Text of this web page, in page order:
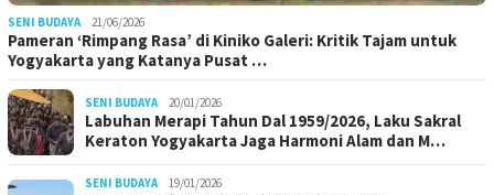
SENI BUDAYA 21/06/2026
Pameran ‘Rimpang Rasa’ di Kiniko Galeri: Kritik Tajam untuk
Yogyakarta yang Katanya Pusat …
SENI BUDAYA 20/01/2026
Labuhan Merapi Tahun Dal 1959/2026, Laku Sakral
Keraton Yogyakarta Jaga Harmoni Alam dan M…
SENI BUDAYA 19/01/2026